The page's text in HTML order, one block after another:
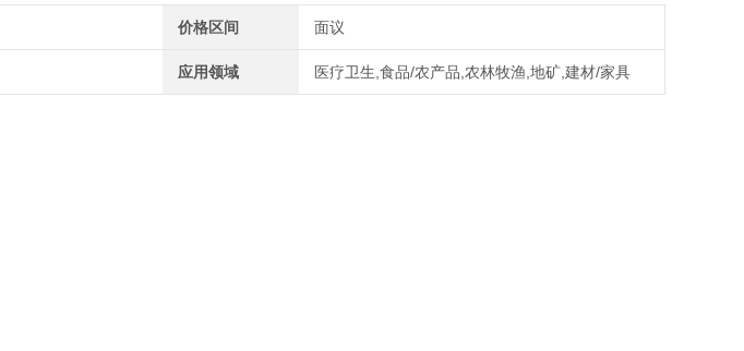
价格区间 面议
应用领域 医疗卫生,食品/农产品,农林牧渔,地矿,建材/家具